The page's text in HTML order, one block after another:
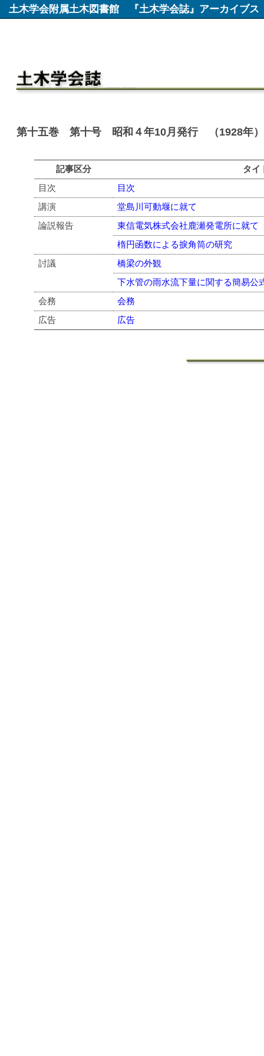
土木学会附属土木図書館 『土木学会誌』アーカイブス
第十五巻 第十号 昭和４年10月発行 （1928年）
記事区分
タイ
目次
目次
講演
堂島川可動堰に就て
論説報告
東信電気株式会社鹿瀬発電所に就て
楕円函数による捩角筒の研究
討議
橋梁の外観
下水管の雨水流下量に関する簡易公
会務
会務
広告
広告